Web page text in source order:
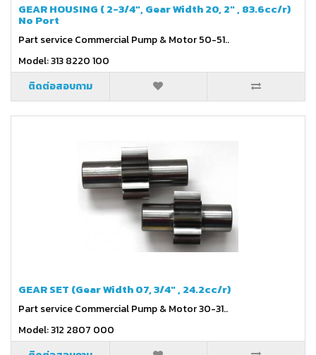
GEAR HOUSING ( 2-3/4", Gear Width 20, 2" , 83.6cc/r)
No Port
Part service Commercial Pump & Motor 50-51..
Model: 313 8220 100
ติดต่อสอบถาม
GEAR SET (Gear Width 07, 3/4" , 24.2cc/r)
Part service Commercial Pump & Motor 30-31..
Model: 312 2807 000